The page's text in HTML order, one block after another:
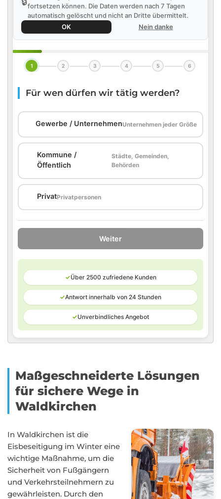
fortsetzen können. Die Daten werden nach 7 Tagen
automatisch gelöscht und nicht an Dritte übermittelt.
OK
Nein danke
1 2 3 4 5 6
Für wen dürfen wir tätig werden?
Gewerbe / UnternehmenUnternehmen jeder Größe
Kommune /
Öffentlich
Städte, Gemeinden,
Behörden
PrivatPrivatpersonen
Weiter
✓Über 2500 zufriedene Kunden
✓Antwort innerhalb von 24 Stunden
✓Unverbindliches Angebot
Maßgeschneiderte Lösungen
für sichere Wege in
Waldkirchen
In Waldkirchen ist die
Eisbeseitigung im Winter eine
wichtige Maßnahme, um die
Sicherheit von Fußgängern
und Verkehrsteilnehmern zu
gewährleisten. Durch den